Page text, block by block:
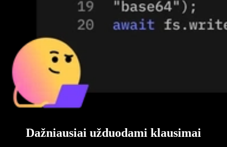
Dažniausiai užduodami klausimai